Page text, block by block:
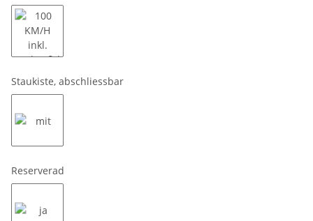
Staukiste, abschliessbar
Reserverad